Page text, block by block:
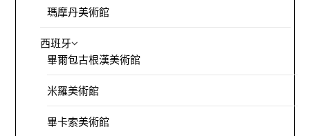
瑪摩丹美術館
西班牙
畢爾包古根漢美術館
米羅美術館
畢卡索美術館